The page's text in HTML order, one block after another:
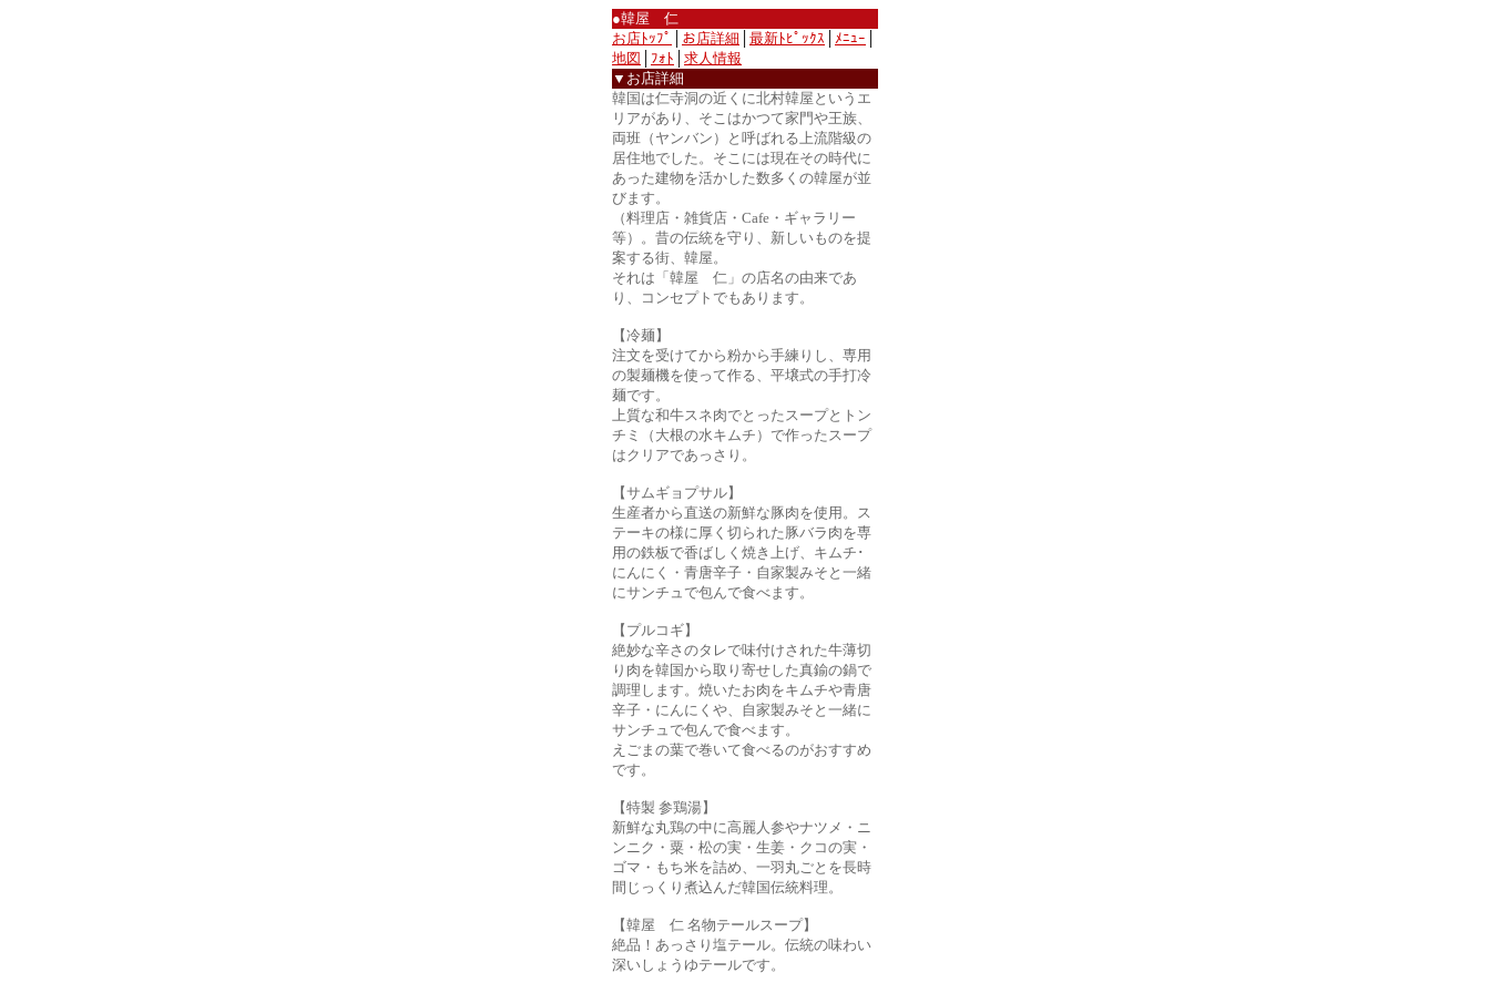
●韓屋 仁
お店ﾄｯﾌﾟ
お店詳細 最新ﾄﾋﾟｯｸｽ ﾒﾆｭｰ
地図
ﾌｫﾄ
求人情報
▼お店詳細
韓国は仁寺洞の近くに北村韓屋というエ
リアがあり、そこはかつて家門や王族、
両班（ヤンバン）と呼ばれる上流階級の
居住地でした。そこには現在その時代に
あった建物を活かした数多くの韓屋が並
びます。
（料理店・雑貨店・Cafe・ギャラリー
等）。昔の伝統を守り、新しいものを提
案する街、韓屋。
それは「韓屋 仁」の店名の由来であ
り、コンセプトでもあります。
【冷麺】
注文を受けてから粉から手練りし、専用
の製麺機を使って作る、平壌式の手打冷
麺です。
上質な和牛スネ肉でとったスープとトン
チミ（大根の水キムチ）で作ったスープ
はクリアであっさり。
【サムギョプサル】
生産者から直送の新鮮な豚肉を使用。ス
テーキの様に厚く切られた豚バラ肉を専
用の鉄板で香ばしく焼き上げ、キムチ･
にんにく・青唐辛子・自家製みそと一緒
にサンチュで包んで食べます。
【プルコギ】
絶妙な辛さのタレで味付けされた牛薄切
り肉を韓国から取り寄せした真鍮の鍋で
調理します。焼いたお肉をキムチや青唐
辛子・にんにくや、自家製みそと一緒に
サンチュで包んで食べます。
えごまの葉で巻いて食べるのがおすすめ
です。
【特製 参鶏湯】
新鮮な丸鶏の中に高麗人参やナツメ・ニ
ンニク・粟・松の実・生姜・クコの実・
ゴマ・もち米を詰め、一羽丸ごとを長時
間じっくり煮込んだ韓国伝統料理。
【韓屋 仁 名物テールスープ】
絶品！あっさり塩テール。伝統の味わい
深いしょうゆテールです。